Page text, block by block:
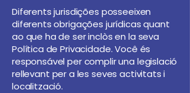
Diferents jurisdições posseeixen
diferents obrigações jurídicas quant
ao que ha de ser inclòs en la seva
Política de Privacidade. Você és
responsável per complir una legislació
rellevant per a les seves activitats i
localització.